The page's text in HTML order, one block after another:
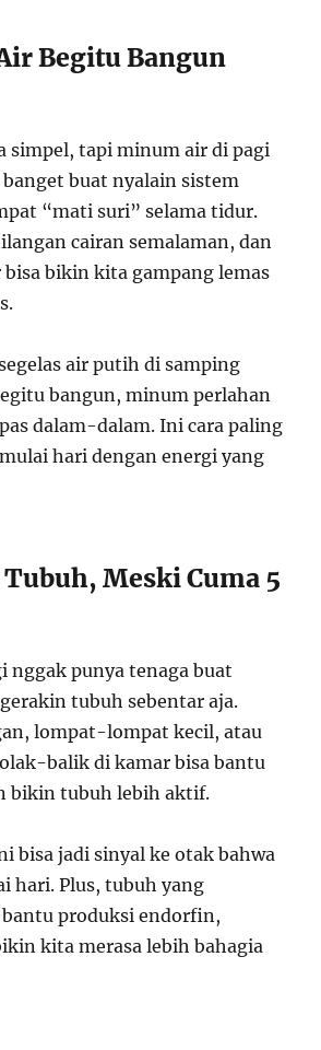
Begitu Bangun
simpel, tapi minum air di pagi
buat nyalain sistem
“mati suri” selama tidur.
cairan semalaman, dan
bikin kita gampang lemas
air putih di samping
bangun, minum perlahan
dalam-dalam. Ini cara paling
hari dengan energi yang
Meski Cuma 5
nggak punya tenaga buat
tubuh sebentar aja.
lompat-lompat kecil, atau
balik di kamar bisa bantu
bikin tubuh lebih aktif.
bisa jadi sinyal ke otak bahwa
hari. Plus, tubuh yang
produksi endorfin,
kita merasa lebih bahagia